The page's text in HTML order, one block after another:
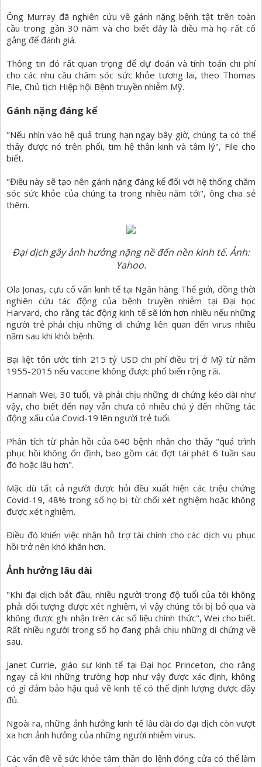
Ông Murray đã nghiên cứu về gánh nặng bệnh tật trên toàn
cầu trong gần 30 năm và cho biết đây là điều mà họ rất cố
gắng để đánh giá.
Thông tin đó rất quan trọng để dự đoán và tính toán chi phí
cho các nhu cầu chăm sóc sức khỏe tương lai, theo Thomas
File, Chủ tịch Hiệp hội Bệnh truyền nhiễm Mỹ.
Gánh nặng đáng kể
"Nếu nhìn vào hệ quả trung hạn ngay bây giờ, chúng ta có thể
thấy được nó trên phổi, tim hệ thần kinh và tâm lý", File cho
biết.
"Điều này sẽ tạo nên gánh nặng đáng kể đối với hệ thống chăm
sóc sức khỏe của chúng ta trong nhiều năm tới", ông chia sẻ
thêm.
Đại dịch gây ảnh hưởng nặng nề đến nền kinh tế. Ảnh:
Yahoo.
Ola Jonas, cựu cố vấn kinh tế tại Ngân hàng Thế giới, đồng thời
nghiên cứu tác động của bệnh truyền nhiễm tại Đại học
Harvard, cho rằng tác động kinh tế sẽ lớn hơn nhiều nếu những
người trẻ phải chịu những di chứng liên quan đến virus nhiều
năm sau khi khỏi bệnh.
Bại liệt tốn ước tính 215 tỷ USD chi phí điều trị ở Mỹ từ năm
1955-2015 nếu vaccine không được phổ biến rộng rãi.
Hannah Wei, 30 tuổi, và phải chịu những di chứng kéo dài như
vậy, cho biết đến nay vẫn chưa có nhiều chú ý đến những tác
động xấu của Covid-19 lên người trẻ tuổi.
Phân tích từ phản hồi của 640 bệnh nhân cho thấy "quá trình
phục hồi không ổn định, bao gồm các đợt tái phát 6 tuần sau
đó hoặc lâu hơn".
Mặc dù tất cả người được hỏi đều xuất hiện các triệu chứng
Covid-19, 48% trong số họ bị từ chối xét nghiệm hoặc không
được xét nghiệm.
Điều đó khiến việc nhận hỗ trợ tài chính cho các dịch vụ phục
hồi trở nên khó khăn hơn.
Ảnh hưởng lâu dài
"Khi đại dịch bắt đầu, nhiều người trong độ tuổi của tôi không
phải đối tượng được xét nghiệm, vì vậy chúng tôi bị bỏ qua và
không được ghi nhận trên các số liệu chính thức", Wei cho biết.
Rất nhiều người trong số họ đang phải chịu những di chứng về
sau.
Janet Currie, giáo sư kinh tế tại Đại học Princeton, cho rằng
ngay cả khi những trường hợp như vậy được xác định, không
có gì đảm bảo hậu quả về kinh tế có thể định lượng được đầy
đủ.
Ngoài ra, những ảnh hưởng kinh tế lâu dài do đại dịch còn vượt
xa hơn ảnh hưởng của những người nhiễm virus.
Các vấn đề về sức khỏe tâm thần do lệnh đóng cửa có thể làm